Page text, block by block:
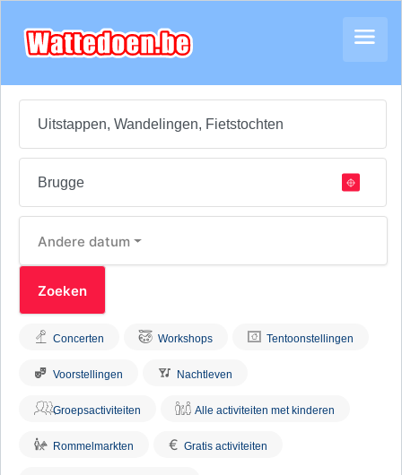
Andere datum
Concerten Workshops Tentoonstellingen
Voorstellingen Nachtleven
Groepsactiviteiten Alle activiteiten met kinderen
Rommelmarkten € Gratis activiteiten